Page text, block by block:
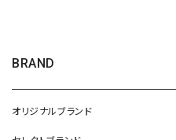
BRAND
オリジナルブランド